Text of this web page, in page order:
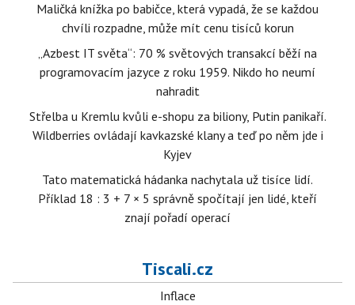
Maličká knížka po babičce, která vypadá, že se každou
chvíli rozpadne, může mít cenu tisíců korun
„Azbest IT světa“: 70 % světových transakcí běží na
programovacím jazyce z roku 1959. Nikdo ho neumí
nahradit
Střelba u Kremlu kvůli e-shopu za biliony, Putin panikaří.
Wildberries ovládají kavkazské klany a teď po něm jde i
Kyjev
Tato matematická hádanka nachytala už tisíce lidí.
Příklad 18 : 3 + 7 × 5 správně spočítají jen lidé, kteří
znají pořadí operací
Tiscali.cz
Inflace